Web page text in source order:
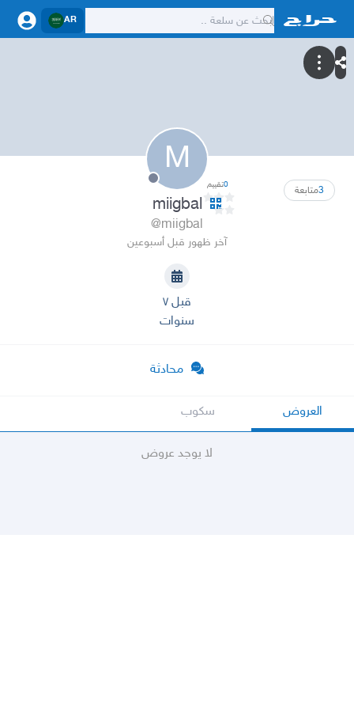
AR
M
3متابعة 0تقييم
miigbal
@miigbal
آخر ظهور قبل أسبوعين
قبل ٧
سنوات
محادثة
العروض سكوب
لا يوجد عروض